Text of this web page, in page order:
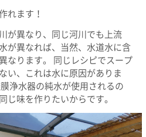
れます！
が異なり、同じ河川でも上流
が異なれば、当然、水道水に含
なります。 同じレシピでスープ
い、これは水に原因がありま
浄水器の純水が使用されるの
じ味を作りたいからです。